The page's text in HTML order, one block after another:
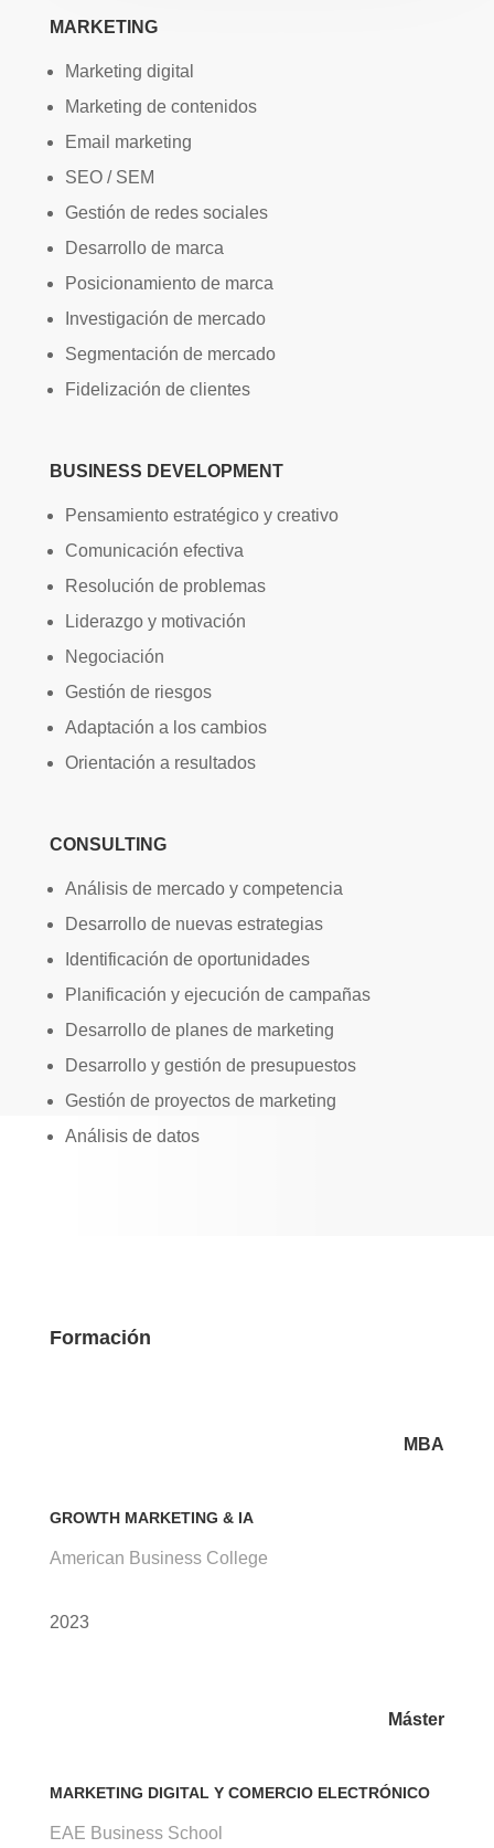
MARKETING
Marketing digital
Marketing de contenidos
Email marketing
SEO / SEM
Gestión de redes sociales
Desarrollo de marca
Posicionamiento de marca
Investigación de mercado
Segmentación de mercado
Fidelización de clientes
BUSINESS DEVELOPMENT
Pensamiento estratégico y creativo
Comunicación efectiva
Resolución de problemas
Liderazgo y motivación
Negociación
Gestión de riesgos
Adaptación a los cambios
Orientación a resultados
CONSULTING
Análisis de mercado y competencia
Desarrollo de nuevas estrategias
Identificación de oportunidades
Planificación y ejecución de campañas
Desarrollo de planes de marketing
Desarrollo y gestión de presupuestos
Gestión de proyectos de marketing
Análisis de datos
Formación
MBA
GROWTH MARKETING & IA
American Business College
2023
Máster
MARKETING DIGITAL Y COMERCIO ELECTRÓNICO
EAE Business School